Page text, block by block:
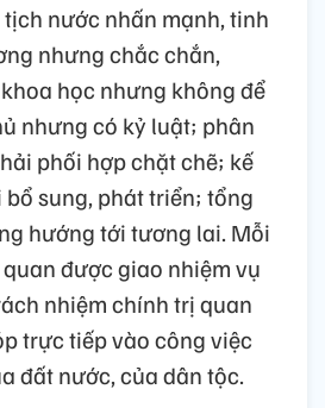
nước nhấn mạnh, tinh
nhưng chắc chắn,
học nhưng không để
nhưng có kỷ luật; phân
phối hợp chặt chẽ; kế
sung, phát triển; tổng
hướng tới tương lai. Mỗi
được giao nhiệm vụ
nhiệm chính trị quan
trực tiếp vào công việc
đất nước, của dân tộc.